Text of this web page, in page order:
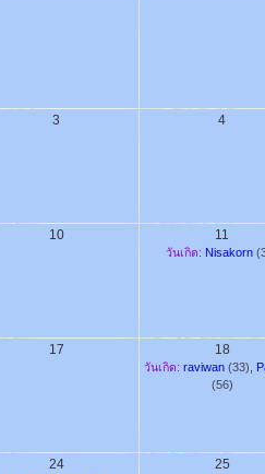
3 4
10 11
วันเกิด: Nisakorn
17 18
วันเกิด: raviwan (33)
(56)
24 25